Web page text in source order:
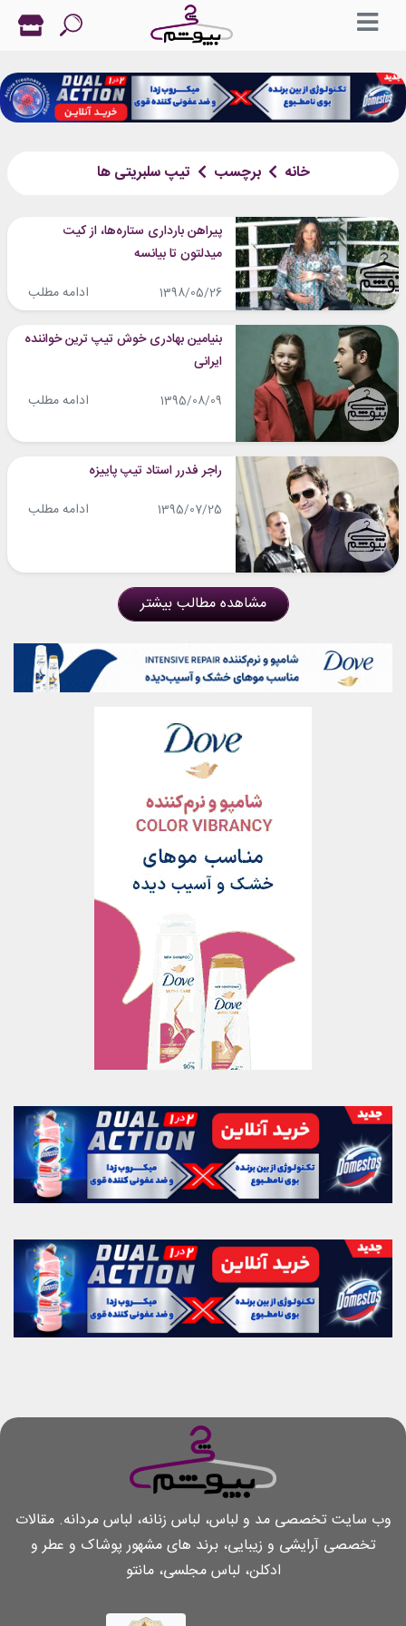
خانه برچسب تیپ سلبریتی ها
پیراهن‎ بارداری ستاره‎ها، از کیت
میدلتون تا بیانسه
1398/05/26 ادامه مطلب
بنیامین بهادری خوش تیپ ترین خواننده
ایرانی
1395/08/09 ادامه مطلب
راجر فدرر استاد تیپ پاییزه
1395/07/25 ادامه مطلب
مشاهده مطالب بیشتر
وب سایت تخصصی مد و لباس، لباس زنانه، لباس مردانه. مقالات
تخصصی آرایشی و زیبایی، برند های مشهور پوشاک و عطر و
ادکلن، لباس مجلسی، مانتو